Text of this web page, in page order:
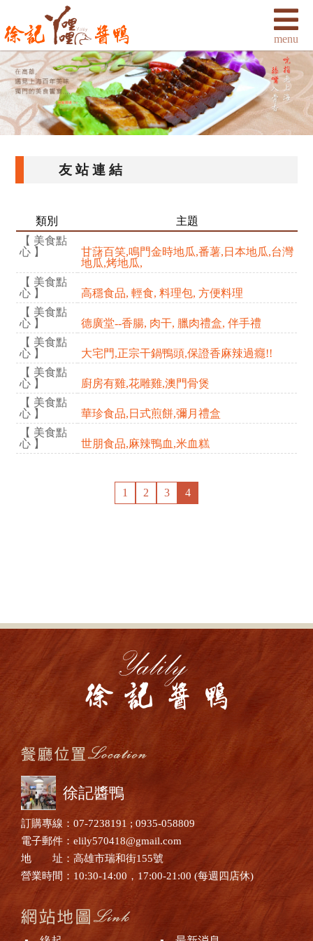
友站連結
類別
主題
【 美食點
心 】
甘藷百笑,鳴門金時地瓜,番薯,日本地瓜,台灣
地瓜,烤地瓜,
【 美食點
心 】
高穩食品, 輕食, 料理包, 方便料理
【 美食點
心 】
德廣堂--香腸, 肉干, 臘肉禮盒, 伴手禮
【 美食點
心 】
大宅門,正宗干鍋鴨頭,保證香麻辣過癮!!
【 美食點
心 】
廚房有雞,花雕雞,澳門骨煲
【 美食點
心 】
華珍食品,日式煎餅,彌月禮盒
【 美食點
心 】
世朋食品,麻辣鴨血,米血糕
1 2 3 4
徐記醬鴨
訂購專線：07-7238191 ; 0935-058809
電子郵件：elily570418@gmail.com
地 址：高雄市瑞和街155號
營業時間：10:30-14:00，17:00-21:00 (每週四店休)